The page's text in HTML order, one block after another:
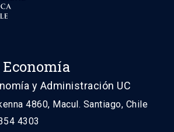
y Administración UC
4860, Macul. Santiago, Chile
4303